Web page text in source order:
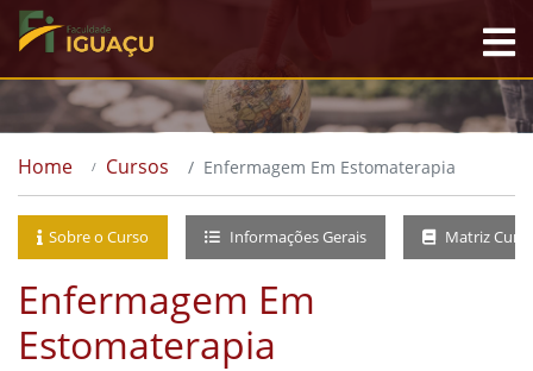
Home Cursos Enfermagem Em Estomaterapia
Sobre o Curso Informações Gerais Matriz
Enfermagem Em
Estomaterapia